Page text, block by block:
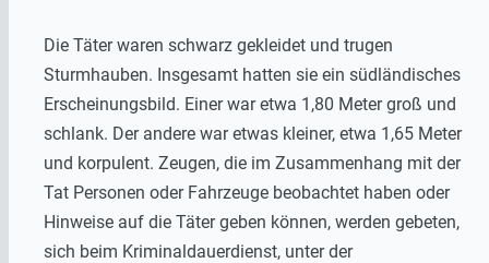
Die Täter waren schwarz gekleidet und trugen
Sturmhauben. Insgesamt hatten sie ein südländisches
Erscheinungsbild. Einer war etwa 1,80 Meter groß und
schlank. Der andere war etwas kleiner, etwa 1,65 Meter
und korpulent. Zeugen, die im Zusammenhang mit der
Tat Personen oder Fahrzeuge beobachtet haben oder
Hinweise auf die Täter geben können, werden gebeten,
sich beim Kriminaldauerdienst, unter der